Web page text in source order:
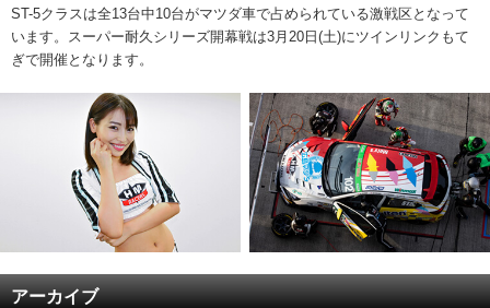
ST-5クラスは全13台中10台がマツダ車で占められている激戦区となって
います。スーパー耐久シリーズ開幕戦は3月20日(土)にツインリンクもて
ぎで開催となります。
アーカイブ